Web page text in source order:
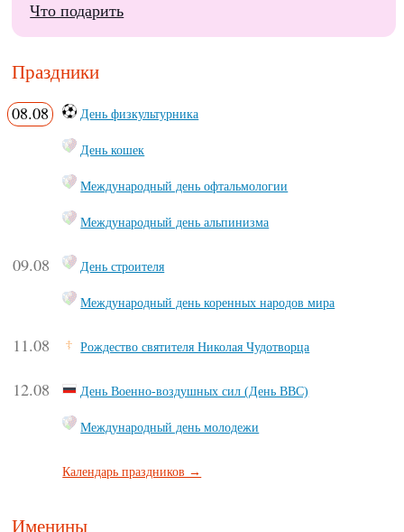
Что подарить
Праздники
08.08 День физкультурника
День кошек
Международный день офтальмологии
Международный день альпинизма
09.08 День строителя
Международный день коренных народов мира
11.08 Рождество святителя Николая Чудотворца
12.08 День Военно-воздушных сил (День ВВС)
Международный день молодежи
Календарь праздников →
Именины